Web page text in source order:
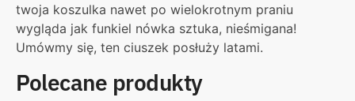
twoja koszulka nawet po wielokrotnym praniu
wygląda jak funkiel nówka sztuka, nieśmigana!
Umówmy się, ten ciuszek posłuży latami.
Polecane produkty